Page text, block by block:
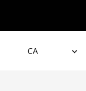
Idioma